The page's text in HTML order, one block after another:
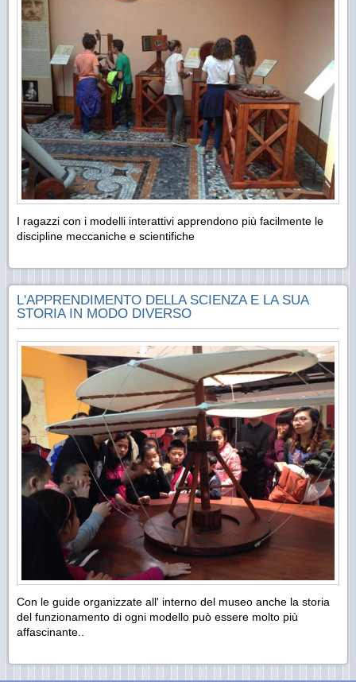
I ragazzi con i modelli interattivi apprendono più facilmente le
discipline meccaniche e scientifiche
L'APPRENDIMENTO DELLA SCIENZA E LA SUA
STORIA IN MODO DIVERSO
Con le guide organizzate all' interno del museo anche la storia
del funzionamento di ogni modello può essere molto più
affascinante..